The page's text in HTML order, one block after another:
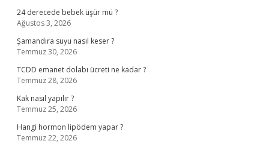
24 derecede bebek üşür mü ?
Ağustos 3, 2026
Şamandıra suyu nasıl keser ?
Temmuz 30, 2026
TCDD emanet dolabı ücreti ne kadar ?
Temmuz 28, 2026
Kak nasıl yapılır ?
Temmuz 25, 2026
Hangi hormon lipödem yapar ?
Temmuz 22, 2026